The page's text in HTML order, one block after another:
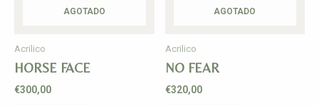
AGOTADO
Acrilico
HORSE FACE
€300,00
AGOTADO
Acrilico
NO FEAR
€320,00